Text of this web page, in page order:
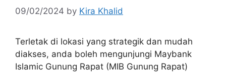
09/02/2024 by Kira Khalid
Terletak di lokasi yang strategik dan mudah
diakses, anda boleh mengunjungi Maybank
Islamic Gunung Rapat (MIB Gunung Rapat)